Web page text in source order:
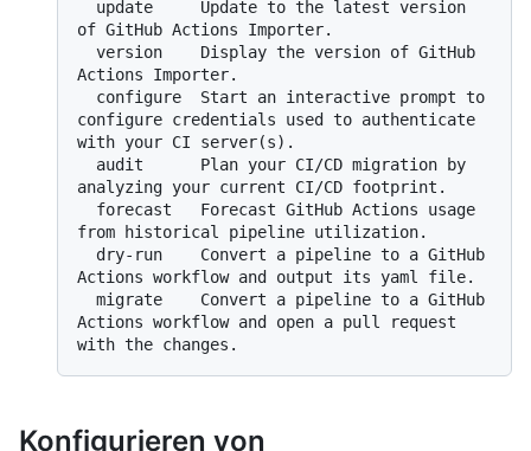
of GitHub Actions Importer.
Actions Importer.
configure credentials used to authenticate
with your CI server(s).
analyzing your current CI/CD footprint.
from historical pipeline utilization.
Actions workflow and output its yaml file.
Actions workflow and open a pull request
Konfigurieren von